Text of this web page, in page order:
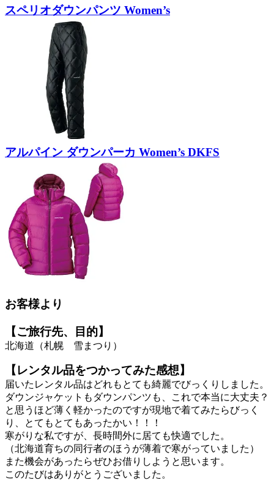
スペリオダウンパンツ Women’s
アルパイン ダウンパーカ Women’s DKFS
お客様より
【ご旅行先、目的】
北海道（札幌 雪まつり）
【レンタル品をつかってみた感想】
届いたレンタル品はどれもとても綺麗でびっくりしました。
ダウンジャケットもダウンパンツも、これで本当に大丈夫？
と思うほど薄く軽かったのですが現地で着てみたらびっく
り、とてもとてもあったかい！！！
寒がりな私ですが、長時間外に居ても快適でした。
（北海道育ちの同行者のほうが薄着で寒がっていました）
また機会があったらぜひお借りしようと思います。
このたびはありがとうございました。